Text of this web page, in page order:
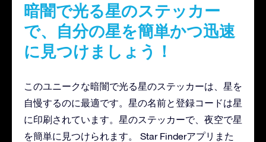
暗闇で光る星のステッカー
で、自分の星を簡単かつ迅速
に見つけましょう！
このユニークな暗闇で光る星のステッカーは、星を
自慢するのに最適です。星の名前と登録コードは星
に印刷されています。星のステッカーで、夜空で星
を簡単に見つけられます。 Star Finderアプリまた